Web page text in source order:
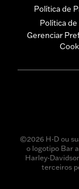
Política de
Política
Gerenciar
©2026 H-D ou
o logotipo Bar
Harley-
terceiros